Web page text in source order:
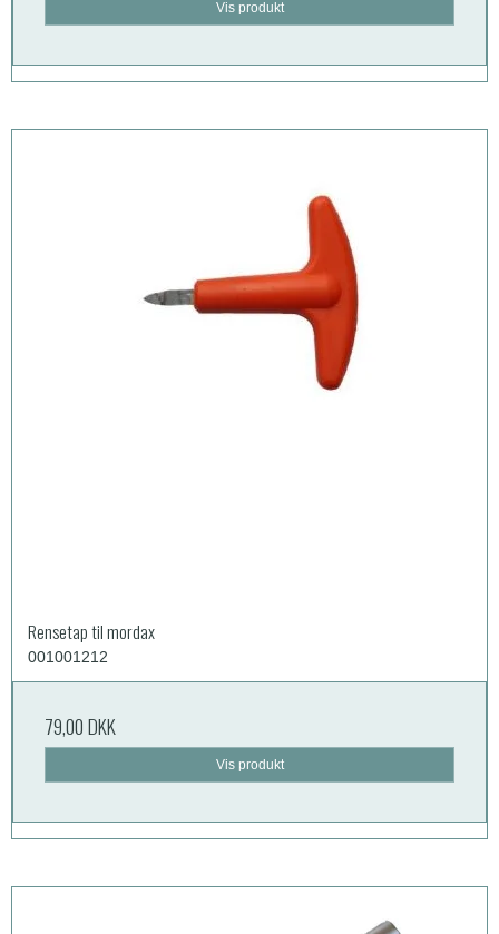
Vis produkt
Rensetap til mordax
001001212
79,00 DKK
Vis produkt